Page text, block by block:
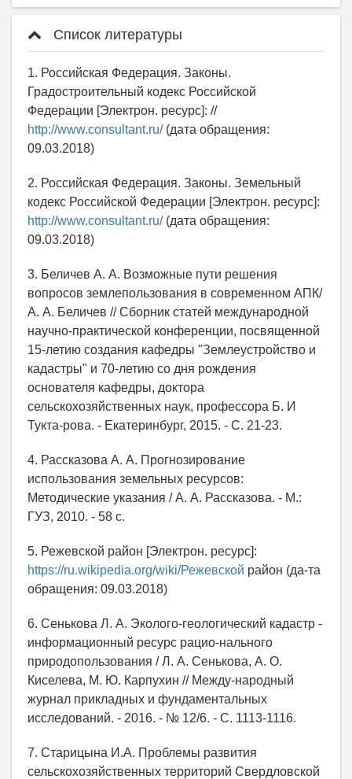
Список литературы
1. Российская Федерация. Законы.
Градостроительный кодекс Российской
Федерации [Электрон. ресурс]: //
http://www.consultant.ru/(дата обращения:
09.03.2018)
2. Российская Федерация. Законы. Земельный
кодекс Российской Федерации [Электрон. ресурс]:
http://www.consultant.ru/(дата обращения:
09.03.2018)
3. Беличев А. А. Возможные пути решения
вопросов землепользования в современном АПК/
А. А. Беличев // Сборник статей международной
научно-практической конференции, посвященной
15-летию создания кафедры "Землеустройство и
кадастры" и 70-летию со дня рождения
основателя кафедры, доктора
сельскохозяйственных наук, профессора Б. И
Тукта-рова. - Екатеринбург, 2015. - С. 21-23.
4. Рассказова А. А. Прогнозирование
использования земельных ресурсов:
Методические указания / А. А. Рассказова. - М.:
ГУЗ, 2010. - 58 с.
5. Режевской район [Электрон. ресурс]:
https://ru.wikipedia.org/wiki/Режевской район (да-та
обращения: 09.03.2018)
6. Сенькова Л. А. Эколого-геологический кадастр -
информационный ресурс рацио-нального
природопользования / Л. А. Сенькова, А. О.
Киселева, М. Ю. Карпухин // Между-народный
журнал прикладных и фундаментальных
исследований. - 2016. - № 12/6. - С. 1113-1116.
7. Старицына И.А. Проблемы развития
сельскохозяйственных территорий Свердловской